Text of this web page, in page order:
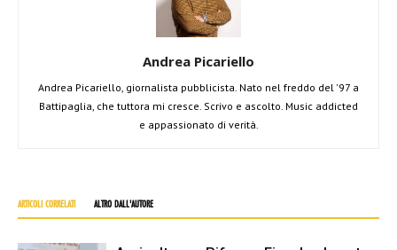
Andrea Picariello
Andrea Picariello, giornalista pubblicista. Nato nel freddo del '97 a
Battipaglia, che tuttora mi cresce. Scrivo e ascolto. Music addicted
e appassionato di verità.
ARTICOLI CORRELATI ALTRO DALL'AUTORE